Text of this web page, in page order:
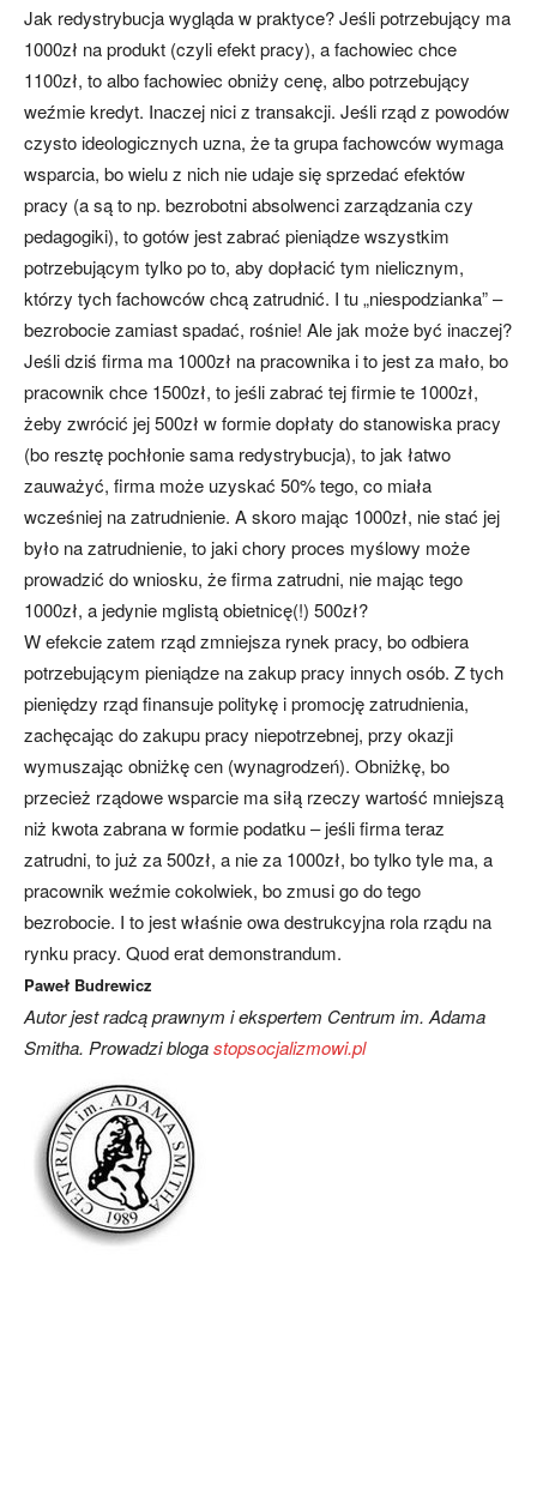
Jak redystrybucja wygląda w praktyce? Jeśli potrzebujący ma
1000zł na produkt (czyli efekt pracy), a fachowiec chce
1100zł, to albo fachowiec obniży cenę, albo potrzebujący
weźmie kredyt. Inaczej nici z transakcji. Jeśli rząd z powodów
czysto ideologicznych uzna, że ta grupa fachowców wymaga
wsparcia, bo wielu z nich nie udaje się sprzedać efektów
pracy (a są to np. bezrobotni absolwenci zarządzania czy
pedagogiki), to gotów jest zabrać pieniądze wszystkim
potrzebującym tylko po to, aby dopłacić tym nielicznym,
którzy tych fachowców chcą zatrudnić. I tu „niespodzianka” –
bezrobocie zamiast spadać, rośnie! Ale jak może być inaczej?
Jeśli dziś firma ma 1000zł na pracownika i to jest za mało, bo
pracownik chce 1500zł, to jeśli zabrać tej firmie te 1000zł,
żeby zwrócić jej 500zł w formie dopłaty do stanowiska pracy
(bo resztę pochłonie sama redystrybucja), to jak łatwo
zauważyć, firma może uzyskać 50% tego, co miała
wcześniej na zatrudnienie. A skoro mając 1000zł, nie stać jej
było na zatrudnienie, to jaki chory proces myślowy może
prowadzić do wniosku, że firma zatrudni, nie mając tego
1000zł, a jedynie mglistą obietnicę(!) 500zł?
W efekcie zatem rząd zmniejsza rynek pracy, bo odbiera
potrzebującym pieniądze na zakup pracy innych osób. Z tych
pieniędzy rząd finansuje politykę i promocję zatrudnienia,
zachęcając do zakupu pracy niepotrzebnej, przy okazji
wymuszając obniżkę cen (wynagrodzeń). Obniżkę, bo
przecież rządowe wsparcie ma siłą rzeczy wartość mniejszą
niż kwota zabrana w formie podatku – jeśli firma teraz
zatrudni, to już za 500zł, a nie za 1000zł, bo tylko tyle ma, a
pracownik weźmie cokolwiek, bo zmusi go do tego
bezrobocie. I to jest właśnie owa destrukcyjna rola rządu na
rynku pracy. Quod erat demonstrandum.
Paweł Budrewicz
Autor jest radcą prawnym i ekspertem Centrum im. Adama
Smitha. Prowadzi blogastopsocjalizmowi.pl